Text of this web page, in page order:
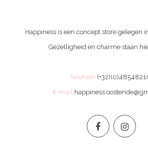
Happiness is een concept store gelegen
Gezelligheid en charme staan
Telefoon
E-mail